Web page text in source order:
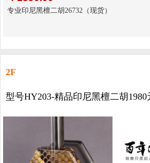
专业印尼黑檀二胡26732（现货）
2F
型号HY203-精品印尼黑檀二胡1980